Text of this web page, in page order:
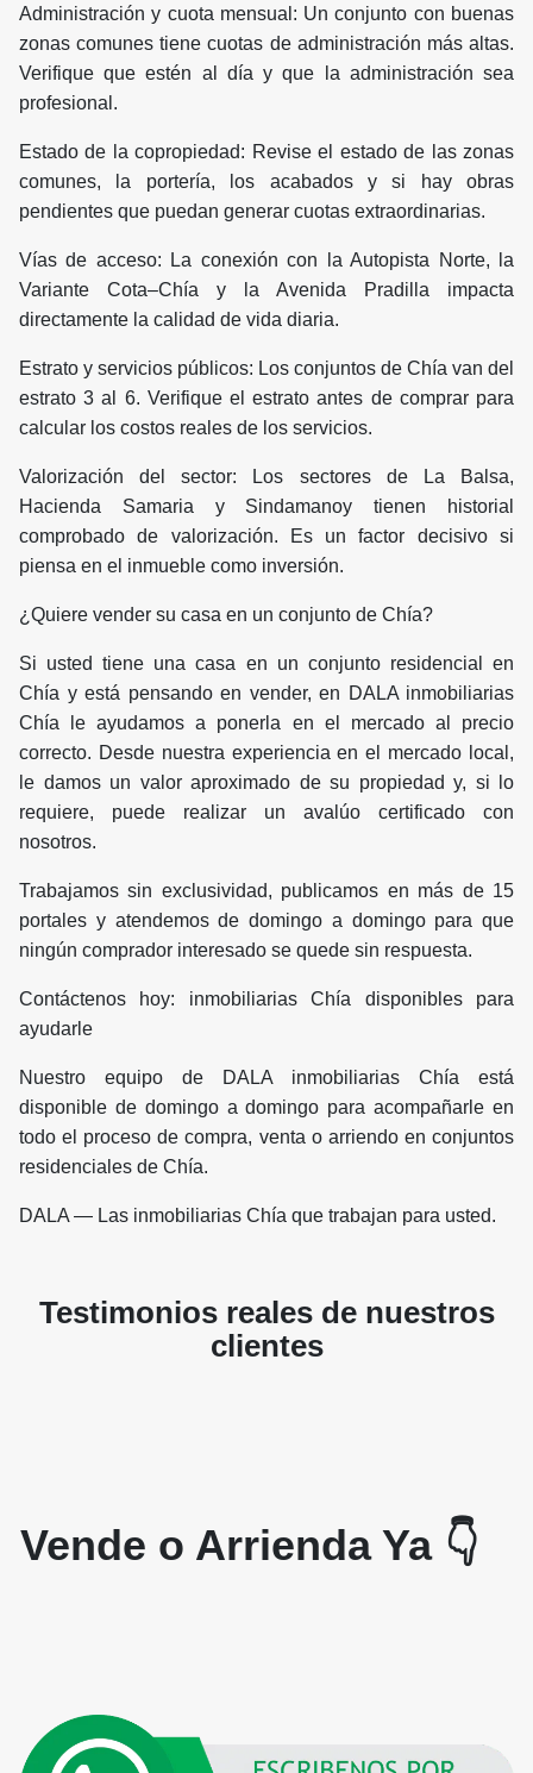
Administración y cuota mensual: Un conjunto con buenas
zonas comunes tiene cuotas de administración más altas.
Verifique que estén al día y que la administración sea
profesional.
Estado de la copropiedad: Revise el estado de las zonas
comunes, la portería, los acabados y si hay obras
pendientes que puedan generar cuotas extraordinarias.
Vías de acceso: La conexión con la Autopista Norte, la
Variante Cota–Chía y la Avenida Pradilla impacta
directamente la calidad de vida diaria.
Estrato y servicios públicos: Los conjuntos de Chía van del
estrato 3 al 6. Verifique el estrato antes de comprar para
calcular los costos reales de los servicios.
Valorización del sector: Los sectores de La Balsa,
Hacienda Samaria y Sindamanoy tienen historial
comprobado de valorización. Es un factor decisivo si
piensa en el inmueble como inversión.
¿Quiere vender su casa en un conjunto de Chía?
Si usted tiene una casa en un conjunto residencial en
Chía y está pensando en vender, en DALA inmobiliarias
Chía le ayudamos a ponerla en el mercado al precio
correcto. Desde nuestra experiencia en el mercado local,
le damos un valor aproximado de su propiedad y, si lo
requiere, puede realizar un avalúo certificado con
nosotros.
Trabajamos sin exclusividad, publicamos en más de 15
portales y atendemos de domingo a domingo para que
ningún comprador interesado se quede sin respuesta.
Contáctenos hoy: inmobiliarias Chía disponibles para
ayudarle
Nuestro equipo de DALA inmobiliarias Chía está
disponible de domingo a domingo para acompañarle en
todo el proceso de compra, venta o arriendo en conjuntos
residenciales de Chía.
DALA — Las inmobiliarias Chía que trabajan para usted.
Testimonios reales de nuestros
clientes
Vende o Arrienda Ya 👇